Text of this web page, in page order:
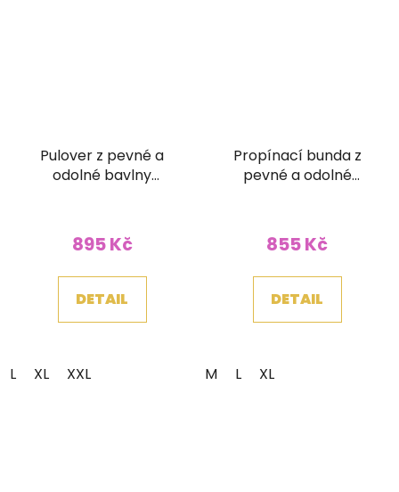
Pulover z pevné a
odolné bavlny
895 Kč
DETAIL
L XL XXL
Propínací bunda z
pevné a odolné
855 Kč
DETAIL
M L XL